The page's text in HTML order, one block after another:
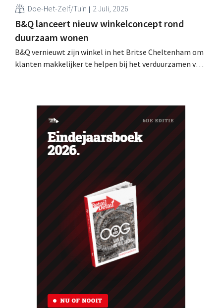
Doe-Het-Zelf/Tuin 2 Juli, 2026
B&Q lanceert nieuw winkelconcept rond
duurzaam wonen
B&Q vernieuwt zijn winkel in het Britse Cheltenham om
klanten makkelijker te helpen bij het verduurzamen van